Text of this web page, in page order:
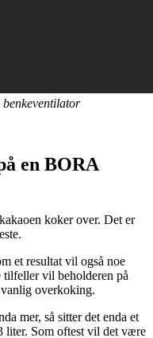
en BORA
koker over. Det er
et resultat vil også noe
tilfeller vil beholderen på
overkoking.
mer, så sitter det enda et
liter. Som oftest vil det være